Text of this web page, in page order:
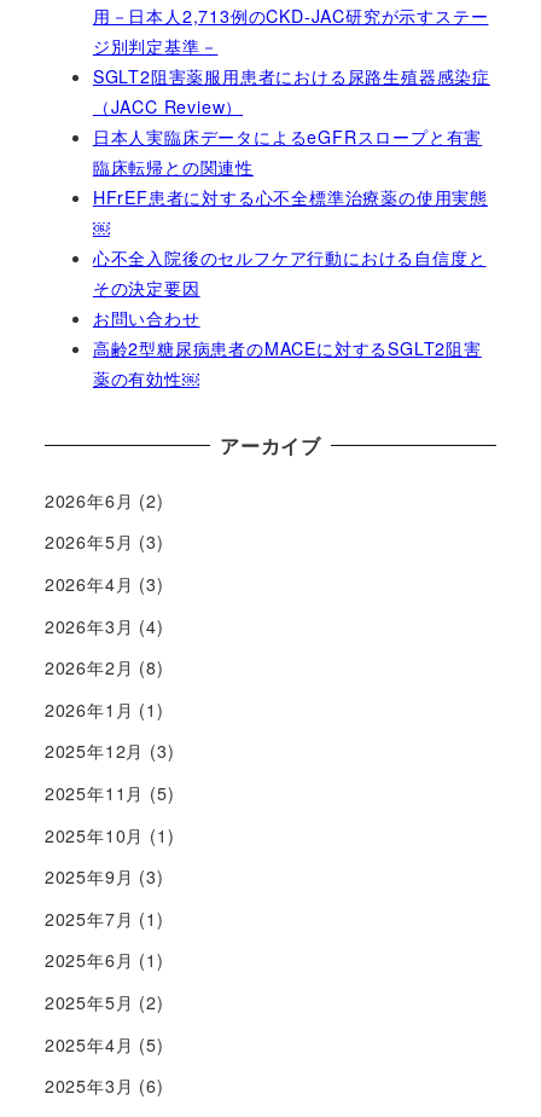
用－日本人2,713例のCKD-JAC研究が示すステー
ジ別判定基準－
SGLT2阻害薬服用患者における尿路生殖器感染症
（JACC Review）
日本人実臨床データによるeGFRスロープと有害
臨床転帰との関連性
HFrEF患者に対する心不全標準治療薬の使用実態
￼
心不全入院後のセルフケア行動における自信度と
その決定要因
お問い合わせ
高齢2型糖尿病患者のMACEに対するSGLT2阻害
薬の有効性￼
アーカイブ
2026年6月 (2)
2026年5月 (3)
2026年4月 (3)
2026年3月 (4)
2026年2月 (8)
2026年1月 (1)
2025年12月 (3)
2025年11月 (5)
2025年10月 (1)
2025年9月 (3)
2025年7月 (1)
2025年6月 (1)
2025年5月 (2)
2025年4月 (5)
2025年3月 (6)